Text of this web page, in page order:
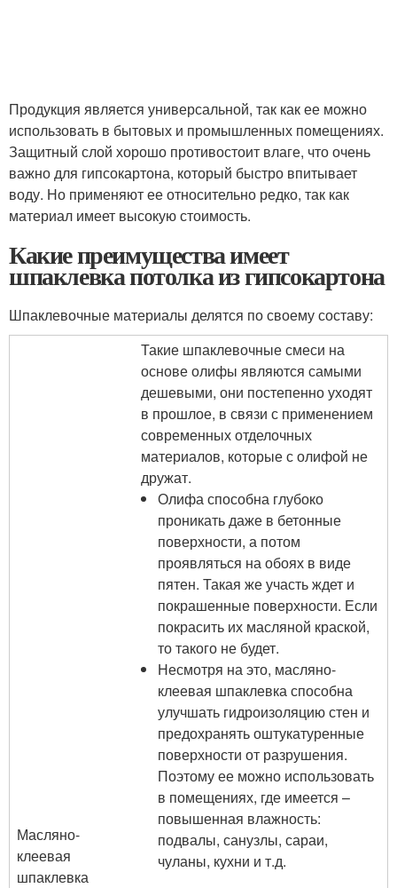
Продукция является универсальной, так как ее можно
использовать в бытовых и промышленных помещениях.
Защитный слой хорошо противостоит влаге, что очень
важно для гипсокартона, который быстро впитывает
воду. Но применяют ее относительно редко, так как
материал имеет высокую стоимость.
Какие преимущества имеет
шпаклевка потолка из гипсокартона
Шпаклевочные материалы делятся по своему составу:
Масляно-
клеевая
шпаклевка
Такие шпаклевочные смеси на
основе олифы являются самыми
дешевыми, они постепенно уходят
в прошлое, в связи с применением
современных отделочных
материалов, которые с олифой не
дружат.
Олифа способна глубоко
проникать даже в бетонные
поверхности, а потом
проявляться на обоях в виде
пятен. Такая же участь ждет и
покрашенные поверхности. Если
покрасить их масляной краской,
то такого не будет.
Несмотря на это, масляно-
клеевая шпаклевка способна
улучшать гидроизоляцию стен и
предохранять оштукатуренные
поверхности от разрушения.
Поэтому ее можно использовать
в помещениях, где имеется –
повышенная влажность:
подвалы, санузлы, сараи,
чуланы, кухни и т.д.